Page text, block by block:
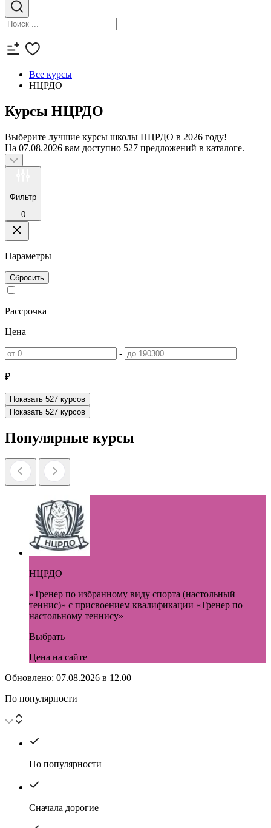
Все курсы
НЦРДО
Курсы НЦРДО
Выберите лучшие курсы школы НЦРДО в 2026 году!
На 07.08.2026 вам доступно 527 предложений в каталоге.
Фильтр
0
Параметры
Сбросить
Рассрочка
Цена
-
₽
Показать 527 курсов
Показать 527 курсов
Популярные курсы
НЦРДО
«Тренер по избранному виду спорта (настольный
теннис)» с присвоением квалификации «Тренер по
настольному теннису»
Выбрать
Цена на сайте
Обновлено: 07.08.2026 в 12.00
По популярности
По популярности
Сначала дорогие